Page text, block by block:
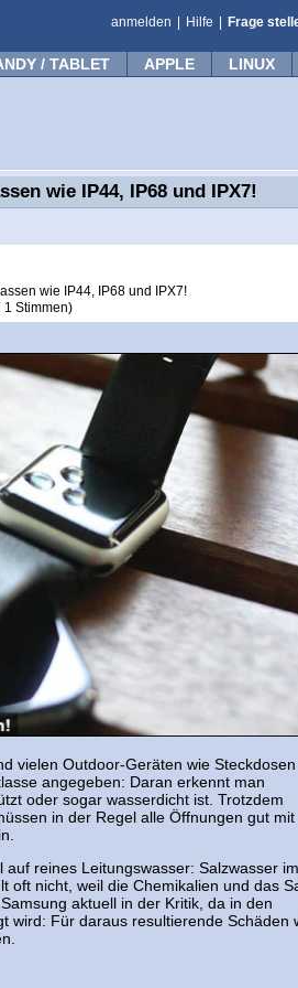
anmelden Hilfe Frage
/ TABLET APPLE LINUX
wie IP44, IP68 und IPX7!
wie IP44, IP68 und IPX7!
1 Stimmen)
vielen Outdoor-Geräten wie Steckdosen
angegeben: Daran erkennt man
oder sogar wasserdicht ist. Trotzdem
in der Regel alle Öffnungen gut mit
reines Leitungswasser: Salzwasser im
oft nicht, weil die Chemikalien und das
aktuell in der Kritik, da in den
wird: Für daraus resultierende Schäden